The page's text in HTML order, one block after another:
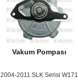
Vakum Pompası
2004-2011 SLK Serisi W171